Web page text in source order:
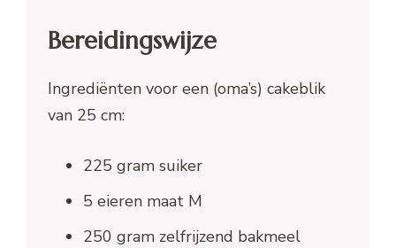
Bereidingswijze
Ingrediënten voor een (oma’s) cakeblik
van 25 cm:
225 gram suiker
5 eieren maat M
250 gram zelfrijzend bakmeel